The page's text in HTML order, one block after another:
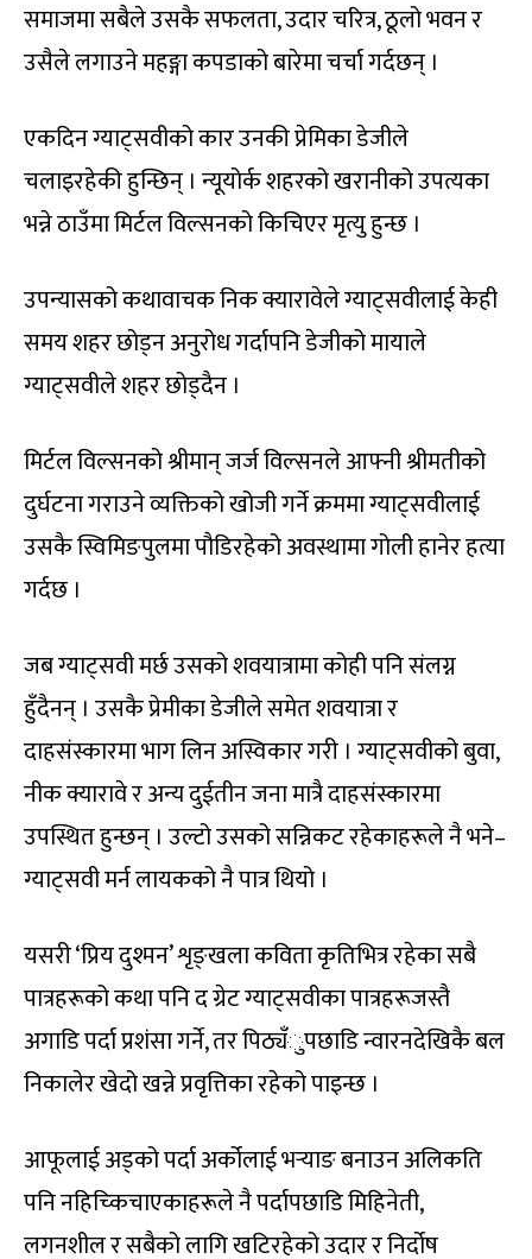
समाजमा सबैले उसकै सफलता, उदार चरित्र, ठूलो भवन र
उसैले लगाउने महङ्गा कपडाको बारेमा चर्चा गर्दछन् ।
एकदिन ग्याट्सवीको कार उनकी प्रेमिका डेजीले
चलाइरहेकी हुन्छिन् । न्यूयोर्क शहरको खरानीको उपत्यका
भन्ने ठाउँमा मिर्टल विल्सनको किचिएर मृत्यु हुन्छ ।
उपन्यासको कथावाचक निक क्यारावेले ग्याट्सवीलाई केही
समय शहर छोड्न अनुरोध गर्दापनि डेजीको मायाले
ग्याट्सवीले शहर छोड्दैन ।
मिर्टल विल्सनको श्रीमान् जर्ज विल्सनले आफ्नी श्रीमतीको
दुर्घटना गराउने व्यक्तिको खोजी गर्ने क्रममा ग्याट्सवीलाई
उसकै स्विमिङपुलमा पौडिरहेको अवस्थामा गोली हानेर हत्या
गर्दछ ।
जब ग्याट्सवी मर्छ उसको शवयात्रामा कोही पनि संलग्न
हुँदैनन् । उसकै प्रेमीका डेजीले समेत शवयात्रा र
दाहसंस्कारमा भाग लिन अस्विकार गरी । ग्याट्सवीको बुवा,
नीक क्यारावे र अन्य दुईतीन जना मात्रै दाहसंस्कारमा
उपस्थित हुन्छन् । उल्टो उसको सन्निकट रहेकाहरूले नै भने–
ग्याट्सवी मर्न लायकको नै पात्र थियो ।
यसरी ‘प्रिय दुश्मन’ शृङ्खला कविता कृतिभित्र रहेका सबै
पात्रहरूको कथा पनि द ग्रेट ग्याट्सवीका पात्रहरूजस्तै
अगाडि पर्दा प्रशंसा गर्ने, तर पिठ्यँुपछाडि न्वारनदेखिकै बल
निकालेर खेदो खन्ने प्रवृत्तिका रहेको पाइन्छ ।
आफूलाई अड्को पर्दा अर्कोलाई भर्‍याङ बनाउन अलिकति
पनि नहिच्किचाएकाहरूले नै पर्दापछाडि मिहिनेती,
लगनशील र सबैको लागि खटिरहेको उदार र निर्दोष